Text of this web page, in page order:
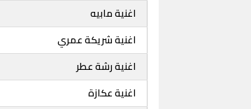
اغنية مابيه
اغنية شريكة عمري
اغنية رشة عطر
اغنية عكازة